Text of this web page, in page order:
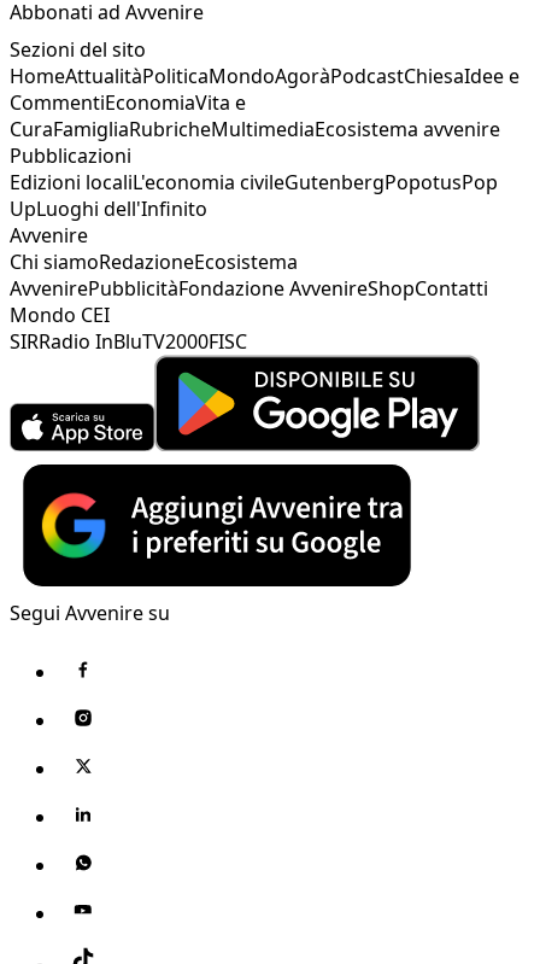
Abbonati ad Avvenire
Sezioni del sito
HomeAttualitàPoliticaMondoAgoràPodcastChiesaIdee e
CommentiEconomiaVita e
CuraFamigliaRubricheMultimediaEcosistema avvenire
Pubblicazioni
Edizioni localiL'economia civileGutenbergPopotusPop
UpLuoghi dell'Infinito
Avvenire
Chi siamoRedazioneEcosistema
AvvenirePubblicitàFondazione AvvenireShopContatti
Mondo CEI
SIRRadio InBluTV2000FISC
Segui Avvenire su